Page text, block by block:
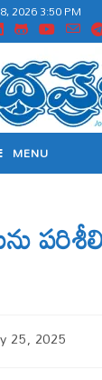
2026 3:50 PM
MENU
25, 2025